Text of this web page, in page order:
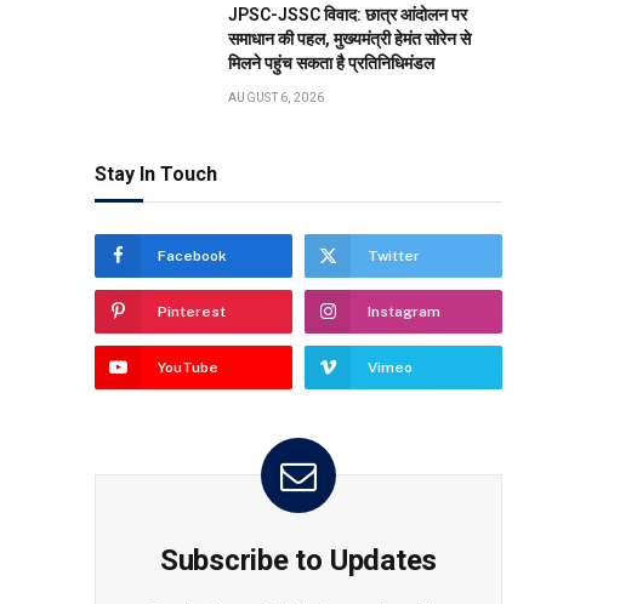
JPSC-JSSC विवाद: छात्र आंदोलन पर
समाधान की पहल, मुख्यमंत्री हेमंत सोरेन से
मिलने पहुंच सकता है प्रतिनिधिमंडल
AUGUST 6, 2026
Stay In Touch
Facebook Twitter
Pinterest Instagram
YouTube Vimeo
Subscribe to Updates